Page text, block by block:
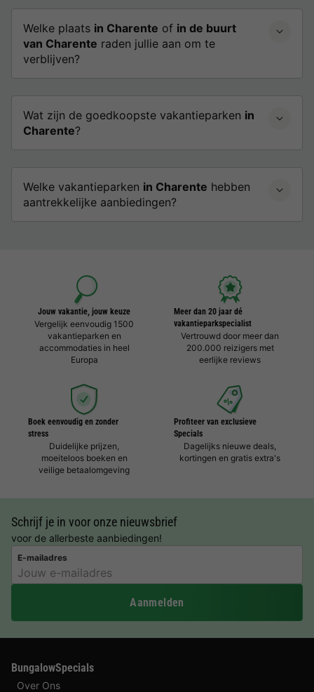
Welke plaats in Charente of in de buurt
van Charente raden jullie aan om te
verblijven?
Wat zijn de goedkoopste vakantieparken in
Charente?
Welke vakantieparken in Charente hebben
aantrekkelijke aanbiedingen?
Jouw vakantie, jouw keuze
Vergelijk eenvoudig 1500
vakantieparken en
accommodaties in heel
Europa
Meer dan 20 jaar dé
vakantieparkspecialist
Vertrouwd door meer dan
200.000 reizigers met
eerlijke reviews
Boek eenvoudig en zonder
stress
Duidelijke prijzen,
moeiteloos boeken en
veilige betaalomgeving
Profiteer van exclusieve
Specials
Dagelijks nieuwe deals,
kortingen en gratis extra's
Schrijf je in voor onze nieuwsbrief
voor de allerbeste aanbiedingen!
E-mailadres
Aanmelden
BungalowSpecials
Over Ons